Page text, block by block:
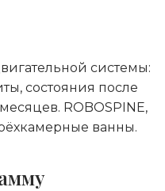
системы:
состояния после
ROBOSPINE,
ванны.